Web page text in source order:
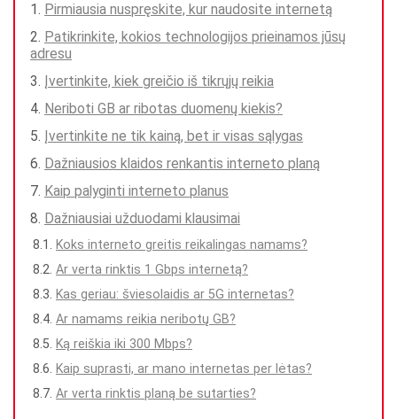
Pirmiausia nuspręskite, kur naudosite internetą
Patikrinkite, kokios technologijos prieinamos jūsų
adresu
Įvertinkite, kiek greičio iš tikrųjų reikia
Neriboti GB ar ribotas duomenų kiekis?
Įvertinkite ne tik kainą, bet ir visas sąlygas
Dažniausios klaidos renkantis interneto planą
Kaip palyginti interneto planus
Dažniausiai užduodami klausimai
Koks interneto greitis reikalingas namams?
Ar verta rinktis 1 Gbps internetą?
Kas geriau: šviesolaidis ar 5G internetas?
Ar namams reikia neribotų GB?
Ką reiškia iki 300 Mbps?
Kaip suprasti, ar mano internetas per lėtas?
Ar verta rinktis planą be sutarties?